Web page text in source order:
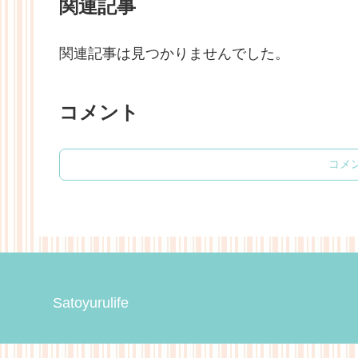
関連記事
関連記事は見つかりませんでした。
コメント
コメ
Satoyurulife